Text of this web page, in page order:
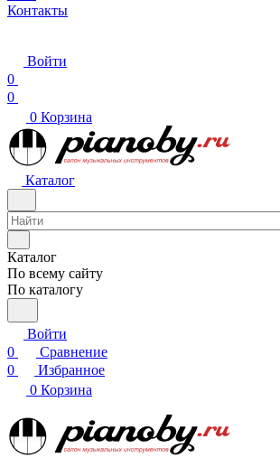
Контакты
Войти
0
0
0 Корзина
Каталог
Каталог
По всему сайту
По каталогу
Войти
0
Сравнение
0
Избранное
0 Корзина